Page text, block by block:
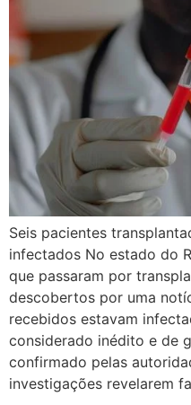
Seis pacientes
infectados No estado do
que passaram por
descobertos por uma
recebidos estavam
considerado inédito e de
confirmado pelas
investigações revelarem